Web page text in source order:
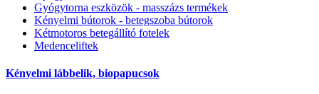
Gyógytorna eszközök - masszázs termékek
Kényelmi bútorok - betegszoba bútorok
Kétmotoros betegállító fotelek
Medenceliftek
Kényelmi lábbelik, biopapucsok